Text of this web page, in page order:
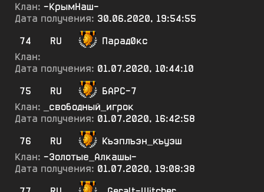
Клан: -КрымНаш-
Дата получения: 30.06.2020, 19:54:55
74
RU
Парад0кс
Клан:
Дата получения: 01.07.2020, 10:44:10
75
RU
БАРС-7
Клан:
_свободный_игрок
Дата получения: 01.07.2020, 16:42:58
76
RU
Къэплъэн_къуэш
Клан: -Золотые_Алкашы-
Дата получения: 01.07.2020, 19:08:38